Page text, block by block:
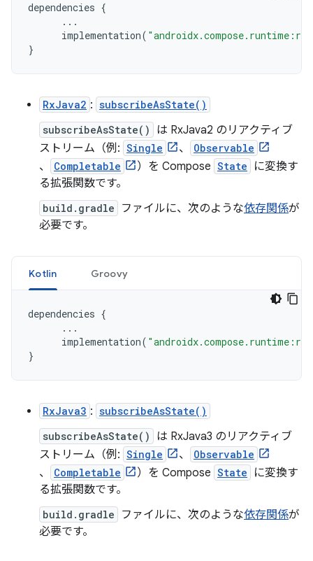
dependencies {
...
implementation(
}
RxJava2 : subscribeAsState()
subscribeAsState()
は RxJava2 のリアクティブ
ストリーム（例: Single 、 Observable
、 Completable ）を Compose State
に変換す
る拡張関数です。
build.gradle ファイルに、次のような依存関係が
必要です。
Kotlin Groovy
dependencies {
...
implementation(
}
RxJava3 : subscribeAsState()
subscribeAsState()
は RxJava3 のリアクティブ
ストリーム（例: Single 、 Observable
、 Completable ）を Compose State
に変換す
る拡張関数です。
build.gradle ファイルに、次のような依存関係が
必要です。